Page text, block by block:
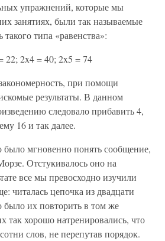
упражнений, которые мы
занятиях, были так называемые
типа «равенства»:
22; 2x4 = 40; 2x5 = 74
при помощи
результаты. В данном
следовало прибавить 4,
16 и так далее.
мгновенно понять сообщение,
Отстукивалось оно на
все мы превосходно изучили
читалась цепочка из двадцати
было их повторить в том же
так хорошо натренировались, что
слов, не перепутав порядок.